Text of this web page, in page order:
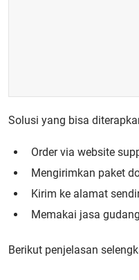
Solusi yang bisa
Order via website
Mengirimkan paket
Kirim ke alamat
Memakai jasa
Berikut penjelasan